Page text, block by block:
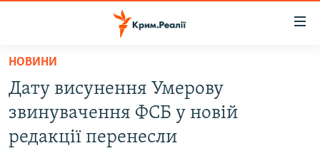
Перейти
основного
матеріалу
до
ВОДА.КРИМ
ВІДЕО ТА ФОТО
НОВИНИ
Дату висунення Умерову
звинувачення ФСБ у новій
редакції перенесли